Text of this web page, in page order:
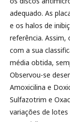
adequado. As
e os halos de
referência.
com a sua
média obtida,
Observou-se
Amoxicilina e
Sulfazotrim e
variações de